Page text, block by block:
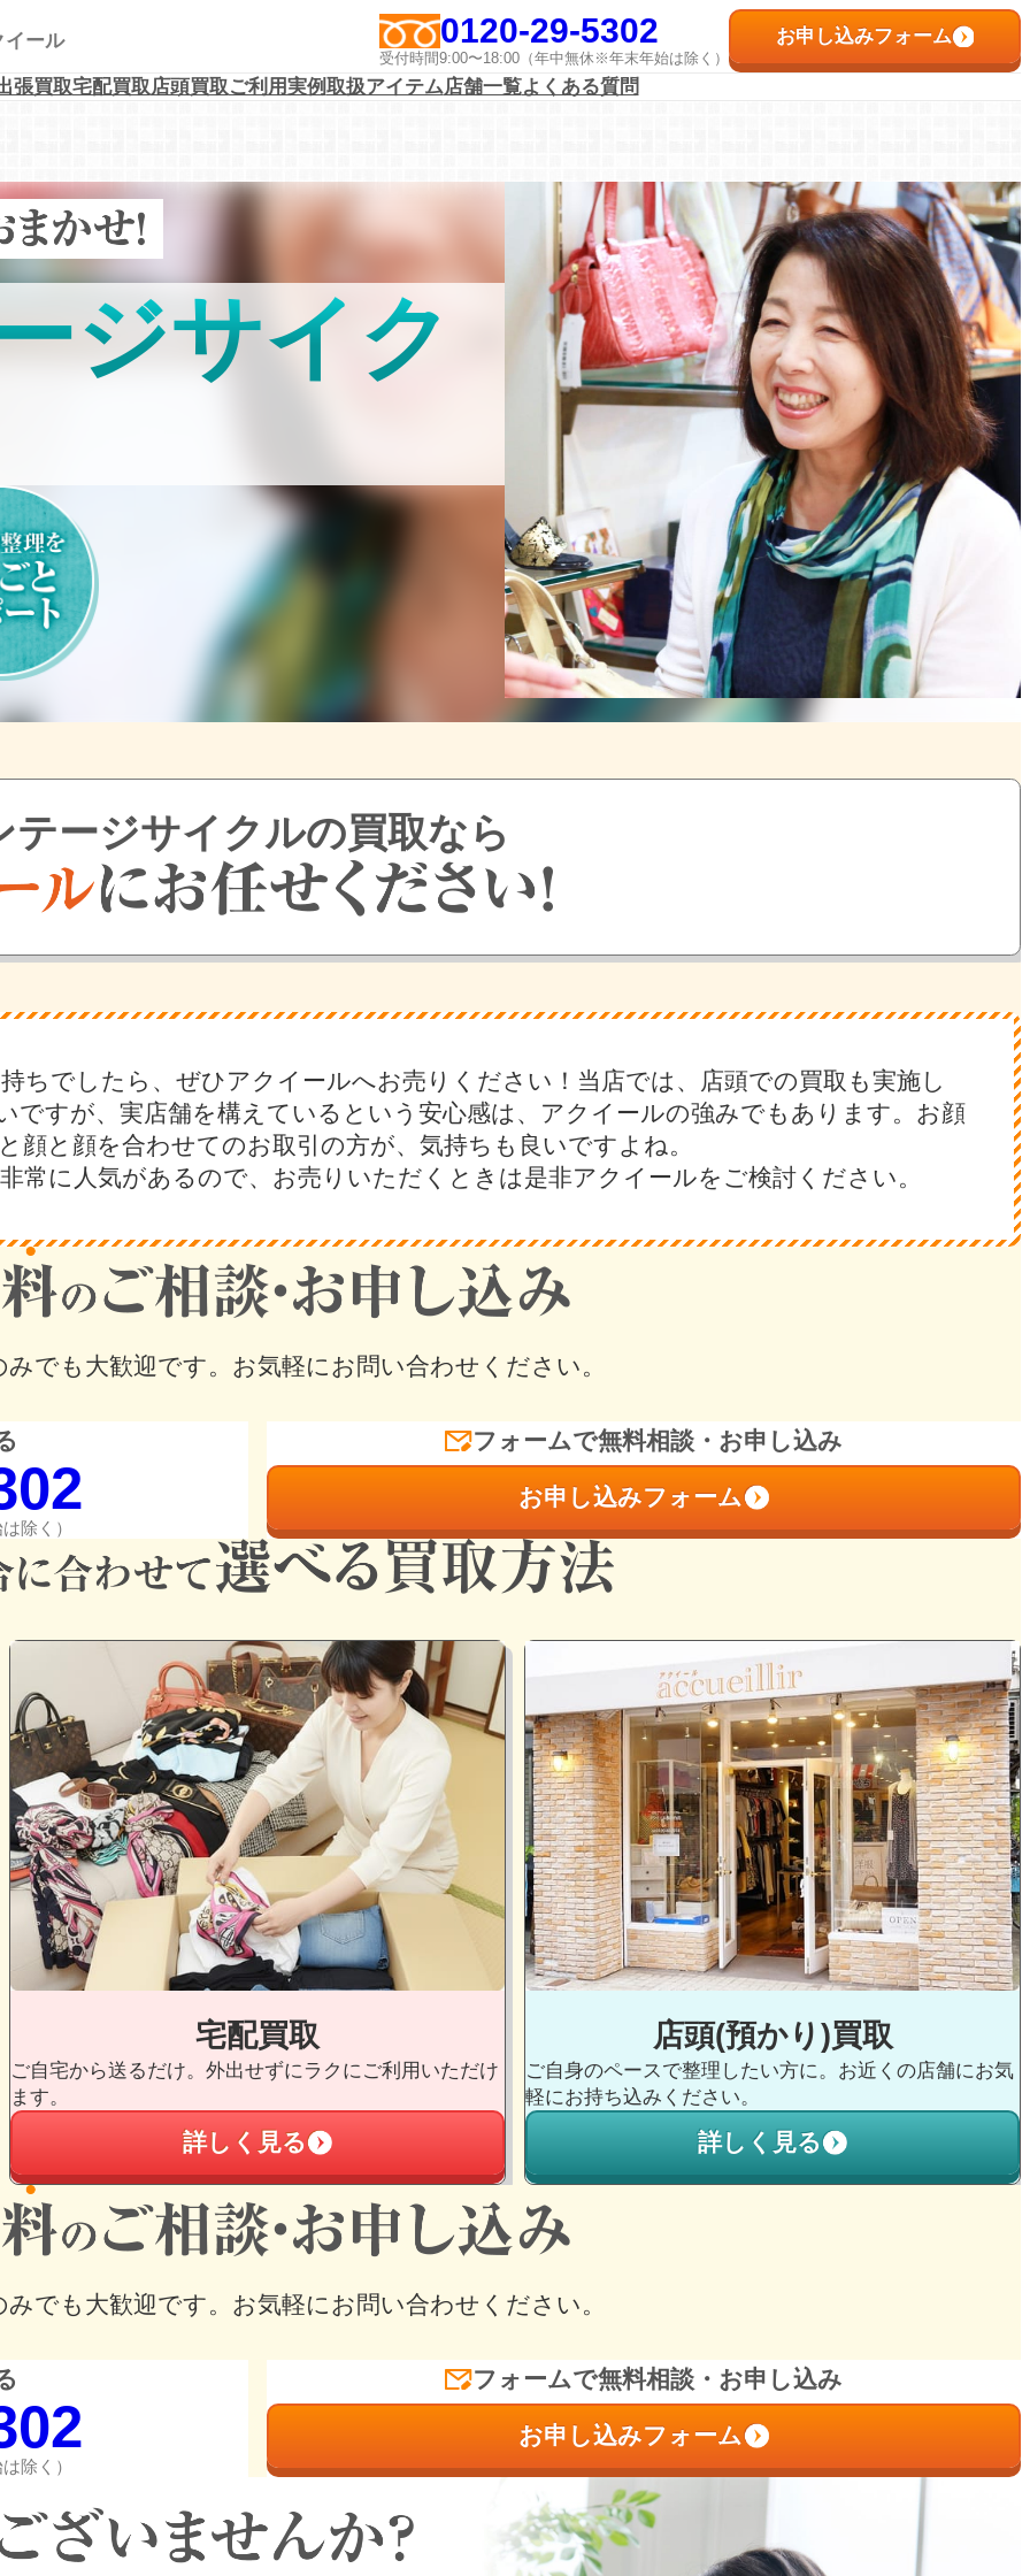
イール 0120-29-5302
受付時間9:00〜18:00（年中無休※年末年始は除く）
お申し込みフォーム
張買取宅配買取店頭買取ご利用実例取扱アイテム店舗一覧よくある質問
ジサイク
テージサイクルの買取なら
ちでしたら、ぜひアクイールへお売りください！当店では、店頭での買取も実施し
ですが、実店舗を構えているという安心感は、アクイールの強みでもあります。お顔
と顔を合わせてのお取引の方が、気持ちも良いですよね。
常に人気があるので、お売りいただくときは是非アクイールをご検討ください。
でも大歓迎です。 お気軽にお問い合わせください。
除く）
フォームで無料相談・お申し込み
お申し込みフォーム
宅配買取
ご自宅から送るだけ。外出せずにラクにご利用いただけ
ます。
詳しく見る
グ
ル
ー
プ
リ
ン
ク
店頭(預かり)買取
ご自身のペースで整理したい方に。お近くの店舗にお気
軽にお持ち込みください。
詳しく見る
グ
ー
プ
リ
ン
ク
でも大歓迎です。 お気軽にお問い合わせください。
除く）
フォームで無料相談・お申し込み
お申し込みフォーム